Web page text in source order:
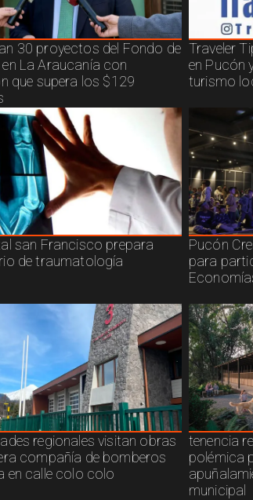
30 proyectos del Fondo de
La Araucanía con
que supera los $129
Traveler
en Pucón
turismo
san Francisco prepara
de traumatología
Pucón
para
regionales visitan obras
compañía de bomberos
en calle colo colo
tenencia
polémica
municipal